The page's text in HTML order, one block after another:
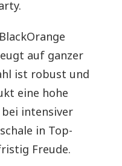
auf ganzer
ist robust und
eine hohe
intensiver
in Top-
Freude.